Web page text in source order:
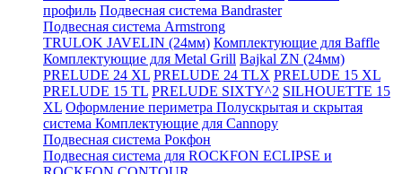
профиль Подвесная система Bandraster
Подвесная система Armstrong
TRULOK JAVELIN (24мм) Комплектующие для Baffle
Комплектующие для Metal Grill Bajkal ZN (24мм)
PRELUDE 24 XL PRELUDE 24 TLX PRELUDE 15 XL
PRELUDE 15 TL PRELUDE SIXTY^2 SILHOUETTE 15
XL Оформление периметра Полускрытая и скрытая
система Комплектующие для Cannopy
Подвесная система Рокфон
Подвесная система для ROCKFON ECLIPSE и